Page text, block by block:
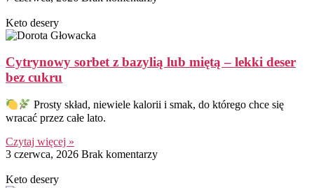
Keto desery
Cytrynowy sorbet z bazylią lub miętą – lekki deser
bez cukru
Prosty skład, niewiele kalorii i smak, do którego chce się
wracać przez całe lato.
Czytaj więcej »
3 czerwca, 2026 Brak komentarzy
Keto desery